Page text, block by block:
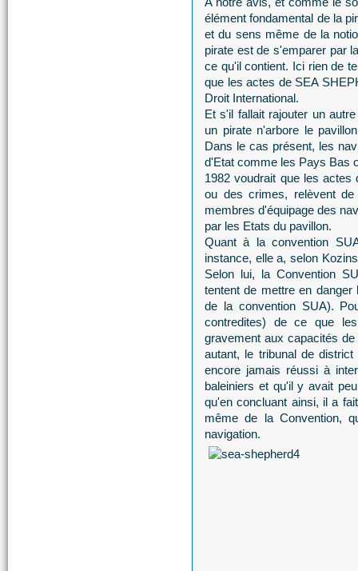
élément fondamental de la
et du sens même de la
pirate est de s'emparer par
ce qu'il contient. Ici rien de
que les actes de SEA
Droit International.
Et s'il fallait rajouter un
un pirate n'arbore le
Dans le cas présent, les
d'Etat comme les Pays Bas
1982 voudrait que les
ou des crimes, relèvent
membres d'équipage des
par les Etats du pavillon.
Quant à la convention
instance, elle a, selon
Selon lui, la Convention
tentent de mettre en
de la convention SUA).
contredites) de ce que
gravement aux capacités
autant, le tribunal de
encore jamais réussi à
baleiniers et qu'il y avait
qu'en concluant ainsi, il a
même de la Convention,
navigation.